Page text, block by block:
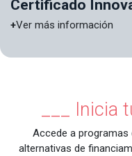
Certificado
+Ver más información
___ Inicia
Accede a
alternativas de